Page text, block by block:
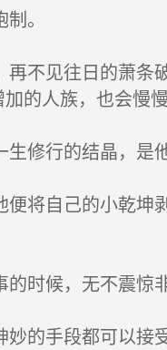
。
见往日的萧条
的人族，也会慢
行的结晶，是他
自己的小乾坤
候，无不震惊非
手段都可以接受